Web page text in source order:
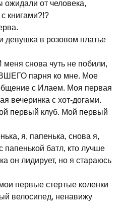
ожидали от человека,
книгами?!?
девушка в розовом платье
снова чуть не побили,
парня ко мне. Мое
с Илаем. Моя первая
вечеринка с хот-догами.
первый клуб. Мой первый
я, папенька, снова я,
папенькой батл, кто лучше
он лидирует, но я стараюсь
первые стертые коленки
велосипед, ненавижу